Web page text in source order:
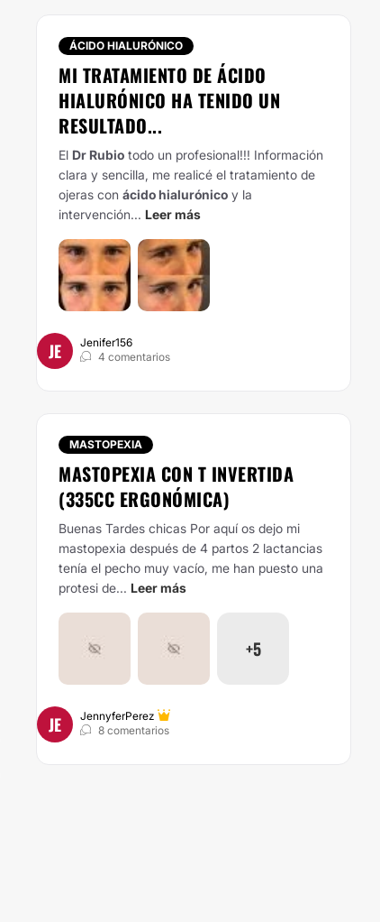
ÁCIDO HIALURÓNICO
MI TRATAMIENTO DE ÁCIDO
HIALURÓNICO HA TENIDO UN
RESULTADO...
El Dr Rubio todo un profesional!!! Información
clara y sencilla, me realicé el tratamiento de
ojeras con ácido hialurónico y la
intervención... Leer más
JE
Jenifer156
4 comentarios
MASTOPEXIA
MASTOPEXIA CON T INVERTIDA
(335CC ERGONÓMICA)
Buenas Tardes chicas Por aquí os dejo mi
mastopexia después de 4 partos 2 lactancias
tenía el pecho muy vacío, me han puesto una
protesi de... Leer más
+5
JE
JennyferPerez
8 comentarios